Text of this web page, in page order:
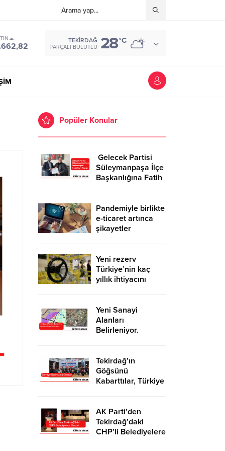
TEKIRDAĞ
PARÇALI BULUTLU 28°C
Popüler Konular
Gelecek Partisi
Süleymanpaşa İlçe
Başkanlığına Fatih
Pandemiyle birlikte
e-ticaret artınca
şikayetler
Yeni rezerv
Türkiye’nin kaç
yıllık ihtiyacını
Yeni Sanayi
Alanları
Belirleniyor.
Tekirdağ’ın
Göğsünü
Kabarttılar, Türkiye
AK Parti’den
Tekirdağ’daki
CHP’li Belediyelere